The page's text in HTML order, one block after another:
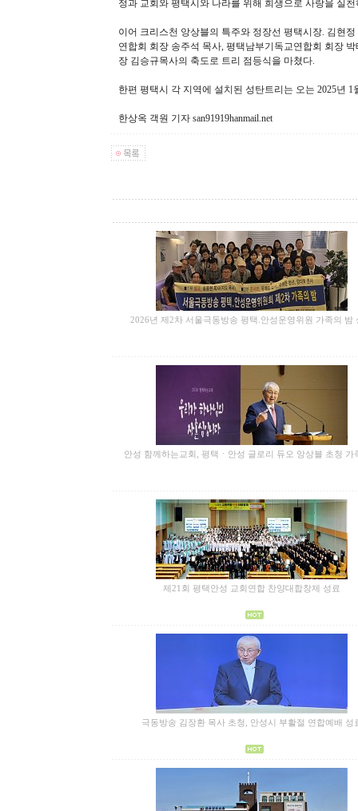
정과 교회와 평택시와 나라를 위해 희생으로 사랑을 실
이어 크리스천 앙상블의 특주와 정장선 평택시장. 김현
연합회 회장 송주석 목사, 평택남부기독교연합회 회장
장 김승규목사의 축도로 트리 점등식을 마쳤다.
한편 평택시 각 지역에 설치된 성탄트리는 오는 2025년
한상옥 객원 기자 san91919hanmail.net
2026년 제2차 서울극동방송 평택.안성운영위원 가족의 밤
안성 함께하는교회, 평택ㆍ안성 글로리 듀오 앙상블 초청
제21회 평택안성 교회연합 찬양대합창제 성료
극동방송 김장환 목사 초청, 안성시 부활절 연합예배 성